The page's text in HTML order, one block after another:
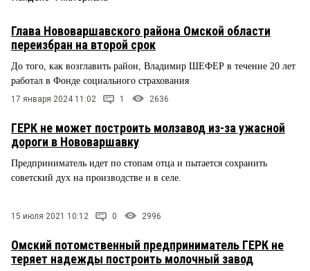
СТИЛЬ ЖИЗНИ
Глава Нововаршавского района Омской области
переизбран на второй срок
До того, как возглавить район, Владимир ШЕФЕР в течение 20 лет
работал в Фонде социального страхования
17 января 2024 11:02 1 2636
ГЕРК не может построить молзавод из-за ужасной
дороги в Нововаршавку
Предприниматель идет по стопам отца и пытается сохранить
советский дух на производстве и в селе.
15 июля 2021 10:12 0 2996
Омский потомственный предприниматель ГЕРК не
теряет надежды построить молочный завод